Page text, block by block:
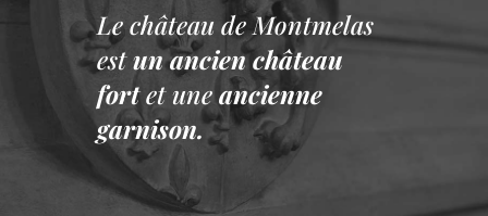
Le château de Montmelas
est un ancien château
fort et une ancienne
garnison.